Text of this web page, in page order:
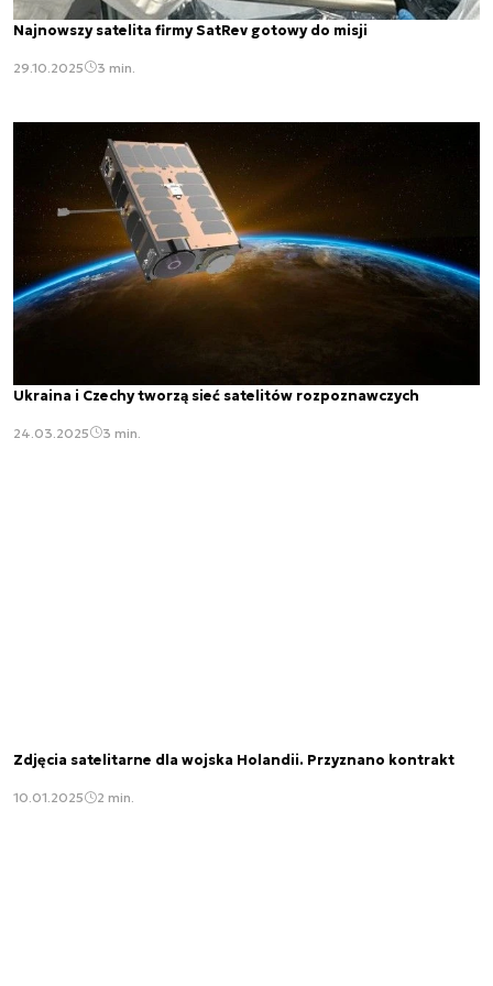
Najnowszy satelita firmy SatRev gotowy do misji
29.10.2025 3 min.
Ukraina i Czechy tworzą sieć satelitów rozpoznawczych
24.03.2025 3 min.
Zdjęcia satelitarne dla wojska Holandii. Przyznano kontrakt
10.01.2025 2 min.